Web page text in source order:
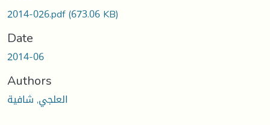
2014-026.pdf(673.06 KB)
Date
2014-06
Authors
العلجي, شافية